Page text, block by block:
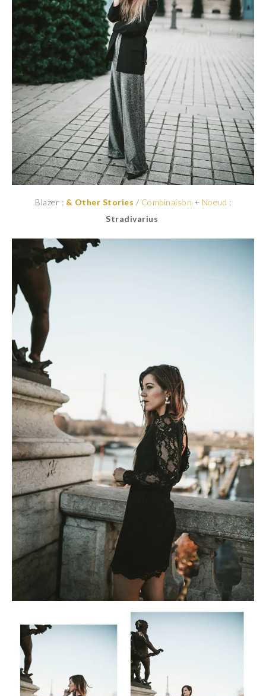
Blazer : & Other Stories / Combinaison + Noeud :
Stradivarius